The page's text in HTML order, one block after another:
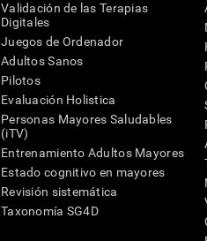
Validación de las Terapias
Digitales
Juegos de Ordenador
Adultos Sanos
Pilotos
Evaluación Holistica
Personas Mayores Saludables
(iTV)
Entrenamiento Adultos Mayores
Estado cognitivo en mayores
Revisión sistemática
Taxonomía SG4D